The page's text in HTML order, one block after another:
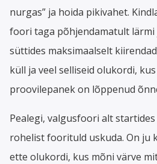
nurgas” ja hoida pikivahet.
foori taga põhjendamatult lärmi
süttides maksimaalselt
küll ja veel selliseid olukordi,
proovilepanek on lõppenud
Pealegi, valgusfoori alt
rohelist foorituld uskuda. On ju
ette olukordi, kus mõni värve